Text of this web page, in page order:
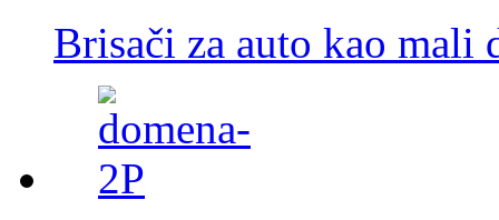
Brisači za auto kao